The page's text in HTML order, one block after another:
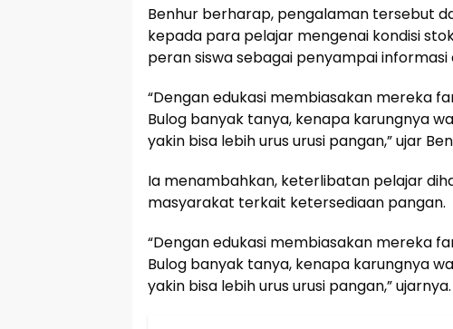
Benhur berharap, pengalaman tersebut
kepada para pelajar mengenai kondisi
peran siswa sebagai penyampai
“Dengan edukasi membiasakan mereka
Bulog banyak tanya, kenapa karungnya
yakin bisa lebih urus urusi pangan,” ujar
Ia menambahkan, keterlibatan pelajar
masyarakat terkait ketersediaan pangan.
“Dengan edukasi membiasakan mereka
Bulog banyak tanya, kenapa karungnya
yakin bisa lebih urus urusi pangan,” ujarnya.